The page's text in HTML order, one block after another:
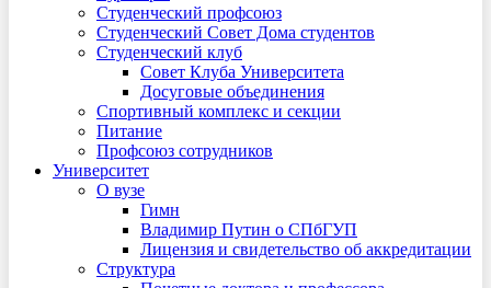
Студенческий профсоюз
Студенческий Совет Дома студентов
Студенческий клуб
Совет Клуба Университета
Досуговые объединения
Спортивный комплекс и секции
Питание
Профсоюз сотрудников
Университет
О вузе
Гимн
Владимир Путин о СПбГУП
Лицензия и свидетельство об аккредитации
Структура